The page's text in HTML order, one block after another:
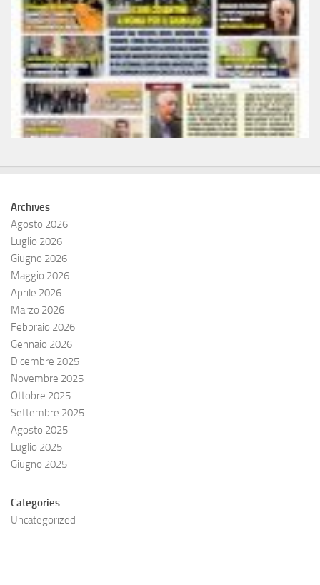
Archives
Agosto 2026
Luglio 2026
Giugno 2026
Maggio 2026
Aprile 2026
Marzo 2026
Febbraio 2026
Gennaio 2026
Dicembre 2025
Novembre 2025
Ottobre 2025
Settembre 2025
Agosto 2025
Luglio 2025
Giugno 2025
Categories
Uncategorized